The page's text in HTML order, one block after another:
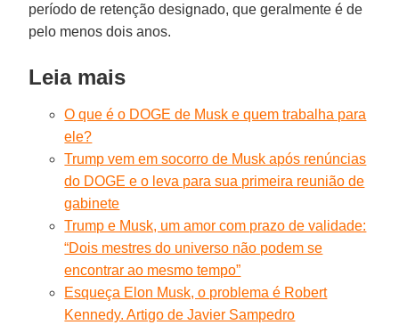
período de retenção designado, que geralmente é de
pelo menos dois anos.
Leia mais
O que é o DOGE de Musk e quem trabalha para
ele?
Trump vem em socorro de Musk após renúncias
do DOGE e o leva para sua primeira reunião de
gabinete
Trump e Musk, um amor com prazo de validade:
“Dois mestres do universo não podem se
encontrar ao mesmo tempo”
Esqueça Elon Musk, o problema é Robert
Kennedy. Artigo de Javier Sampedro